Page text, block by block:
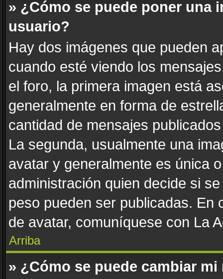
» ¿Cómo se puede poner una
usuario?
Hay dos imágenes que pueden
cuando esté viendo los
el foro, la primera imagen está
generalmente en forma de
cantidad de mensajes
La segunda, usualmente una
avatar y generalmente es única
administración quien decide si
peso pueden ser publicadas. En
de avatar, comuníquese con La
Arriba
» ¿Cómo se puede cambiar mi